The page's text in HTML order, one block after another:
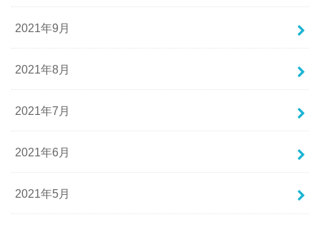
2021年9月
2021年8月
2021年7月
2021年6月
2021年5月